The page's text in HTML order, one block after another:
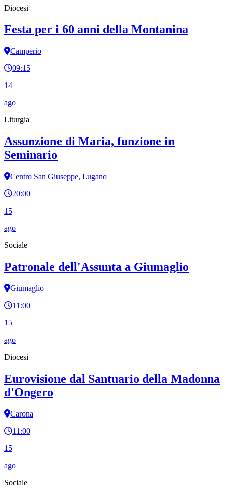
Diocesi
Festa per i 60 anni della Montanina
Camperio
09:15
14
ago
Liturgia
Assunzione di Maria, funzione in
Seminario
Centro San Giuseppe, Lugano
20:00
15
ago
Sociale
Patronale dell'Assunta a Giumaglio
Giumaglio
11:00
15
ago
Diocesi
Eurovisione dal Santuario della Madonna
d'Ongero
Carona
11:00
15
ago
Sociale